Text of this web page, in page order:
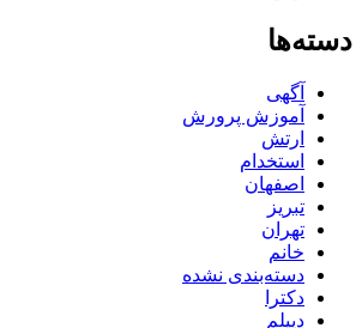
دسته‌ها
آگهی
آموزش پرورش
ارتش
استخدام
اصفهان
تبریز
تهران
خانم
دسته‌بندی نشده
دکترا
دیپلم